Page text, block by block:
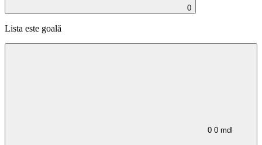
0
Lista este goală
0 0 mdl